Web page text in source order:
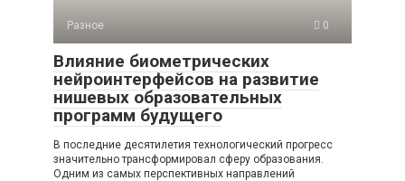
Разное 0
Влияние биометрических
нейроинтерфейсов на развитие
нишевых образовательных
программ будущего
В последние десятилетия технологический прогресс
значительно трансформировал сферу образования.
Одним из самых перспективных направлений